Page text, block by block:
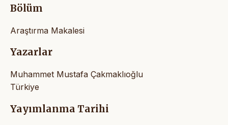
Bölüm
Araştırma Makalesi
Yazarlar
Muhammet Mustafa Çakmaklıoğlu
Türkiye
Yayımlanma Tarihi